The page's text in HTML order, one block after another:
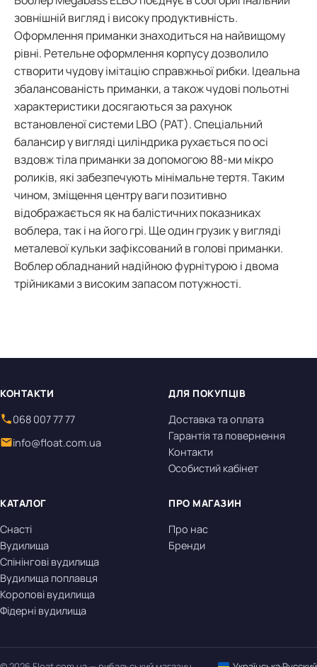
зовнішній вигляд і високу продуктивність.
Оформлення приманки знаходиться на найвищому
рівні. Ретельне оформлення корпусу дозволило
створити чудову імітацію справжньої рибки. Ідеальна
збалансованість приманки, а також чудові польотні
характеристики досягаються за рахунок
встановленої системи LBO (PAT). Спеціальний
балансир у вигляді циліндрика рухається по осі
вздовж тіла приманки за допомогою 88-ми мікро
роликів, які забезпечують мінімальне тертя. Таким
чином, зміщення центру ваги позитивно
відображається як на балістичних показниках
воблера, так і на його грі. Ще один грузик у вигляді
металевої кульки зафіксований в голові приманки.
Воблер обладнаний надійною фурнітурою і двома
трійниками з високим запасом потужності.
КОНТАКТИ
068 007 77 77
info@float.com.ua
ДЛЯ ПОКУПЦІВ
Доставка та оплата
Гарантія та повернення
Контакти
Особистий кабінет
КАТАЛОГ
Снасті
Вудилища
Спінінгові вудилища
Вудилища поплавця
Коропові вудилища
Фідерні вудилища
ПРО МАГАЗИН
Про нас
Бренди